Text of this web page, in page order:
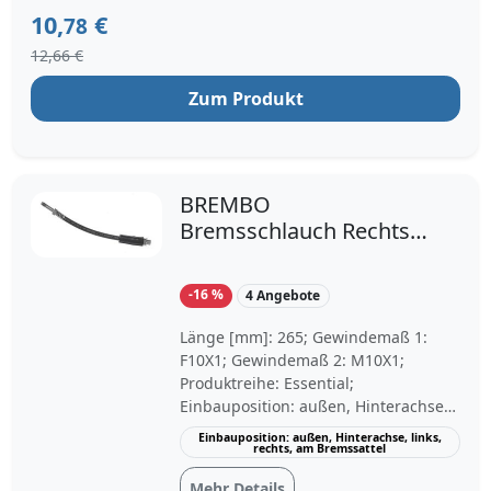
10,78 €
12,66 €
Zum Produkt
BREMBO
Bremsschlauch Rechts
X1 4 2
-16 % 4 Angebote
Länge [mm]: 265; Gewindemaß 1:
F10X1; Gewindemaß 2: M10X1;
Produktreihe: Essential;
Einbauposition: außen, Hinterachse,
links, rechts, am Bremssattel; Baujahr
ab: 03/2010, 09/2005, 05/2006,
09/2006, 03/2007, 04/2007, 10/2007,
Einbauposition: außen, Hinterachse, links,
rechts, am Bremssattel